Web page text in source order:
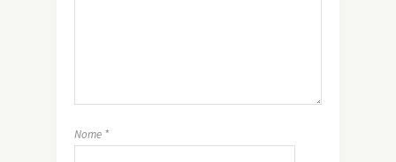
Nome *